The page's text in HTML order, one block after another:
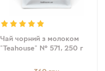
Чай чорний з молоком
"Teahouse" № 571, 250 г